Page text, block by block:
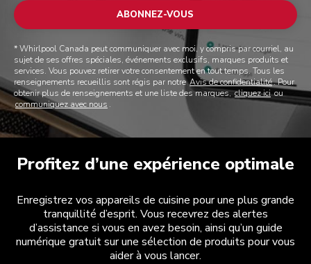
ABONNEZ-VOUS
* Whirlpool Canada peut communiquer avec moi, y compris par courriel, au
sujet de ses offres spéciales, événements exclusifs, marques produits et
services. Vous pouvez retirer votre consentement en tout temps. Tous les
renseignements recueillis sont régis par notreAvis de confidentialité. Pour
obtenir plus de renseignements et une liste des marques,cliquez iciou
communiquez avec nous .
Profitez d’une expérience optimale
Enregistrez vos appareils de cuisine pour une plus grande
tranquillité d’esprit. Vous recevrez des alertes
d’assistance si vous en avez besoin, ainsi qu’un guide
numérique gratuit sur une sélection de produits pour vous
aider à vous lancer.